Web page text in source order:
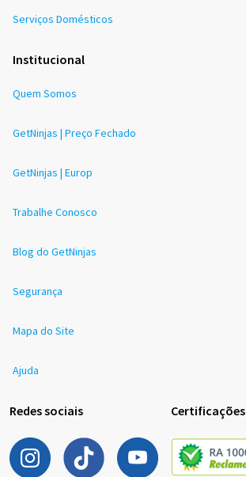
Serviços Domésticos
Institucional
Quem Somos
GetNinjas | Preço Fechado
GetNinjas | Europ
Trabalhe Conosco
Blog do GetNinjas
Segurança
Mapa do Site
Ajuda
Redes sociais Certificações